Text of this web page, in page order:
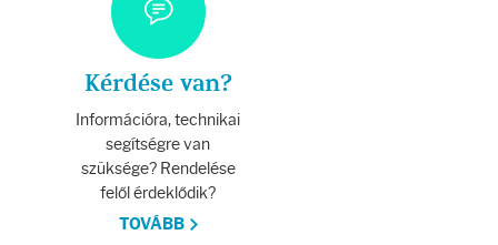
Kérdése van?
Információra, technikai
segítségre van
szüksége? Rendelése
felől érdeklődik?
TOVÁBB
Testápolók
Tisztálkodók
Kézkrémek